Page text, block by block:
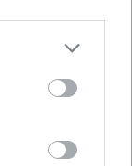
more Google
may click to
party tags to
below Google
Band,
Tibor
és